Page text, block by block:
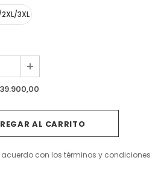
3XL
acuerdo con los términos y condiciones